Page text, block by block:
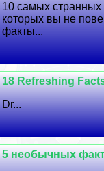
10 самых странных
которых вы не
факты...
18 Refreshing
Dr...
5 необычных